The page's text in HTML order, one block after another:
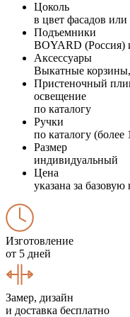
Цоколь
в цвет фасадов или
Подъемники
BOYARD (Россия)
Аксессуары
Выкатные
Пристеночный
освещение
по каталогу
Ручки
по каталогу (более
Размер
индивидуальный
Цена
указана за
Изготовление
от 5 дней
Замер, дизайн
и доставка бесплатно